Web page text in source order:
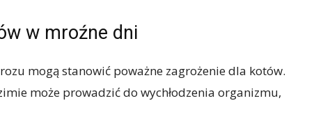
w mroźne dni
mogą stanowić poważne zagrożenie dla kotów.
może prowadzić do wychłodzenia organizmu,